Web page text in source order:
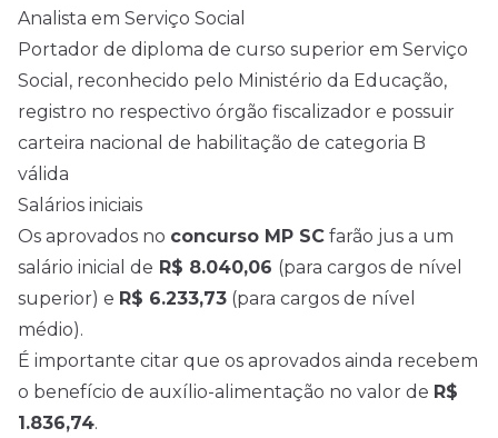
Analista em Serviço Social
Portador de diploma de curso superior em Serviço
Social, reconhecido pelo Ministério da Educação,
registro no respectivo órgão fiscalizador e possuir
carteira nacional de habilitação de categoria B
válida
Salários iniciais
Os aprovados no concurso MP SC farão jus a um
salário inicial de R$ 8.040,06 (para cargos de nível
superior) e R$ 6.233,73 (para cargos de nível
médio).
É importante citar que os aprovados ainda recebem
o benefício de auxílio-alimentação no valor de R$
1.836,74.